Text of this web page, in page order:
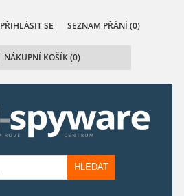
PŘIHLÁSIT SE SEZNAM PŘÁNÍ (0)
NÁKUPNÍ KOŠÍK(0)
HLEDAT